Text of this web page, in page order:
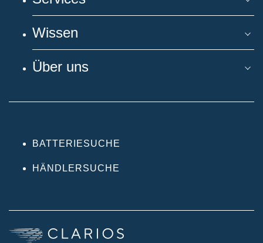
Wissen
Über uns
BATTERIESUCHE
HÄNDLERSUCHE